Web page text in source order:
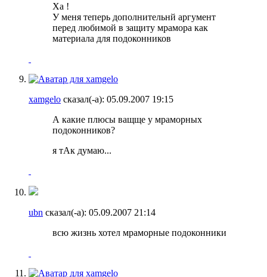
Ха !
У меня теперь дополнительнй аргумент
перед любимой в защиту мрамора как
материала для подоконников
xamgelo сказал(-а): 05.09.2007 19:15
А какие плюсы ващще у мраморных
подоконников?
я тАк думаю...
ubn сказал(-а): 05.09.2007 21:14
всю жизнь хотел мраморные подоконники